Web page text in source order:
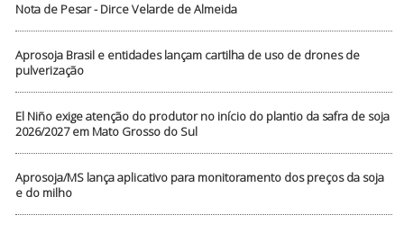
Nota de Pesar - Dirce Velarde de Almeida
Aprosoja Brasil e entidades lançam cartilha de uso de drones de
pulverização
El Niño exige atenção do produtor no início do plantio da safra de soja
2026/2027 em Mato Grosso do Sul
Aprosoja/MS lança aplicativo para monitoramento dos preços da soja
e do milho